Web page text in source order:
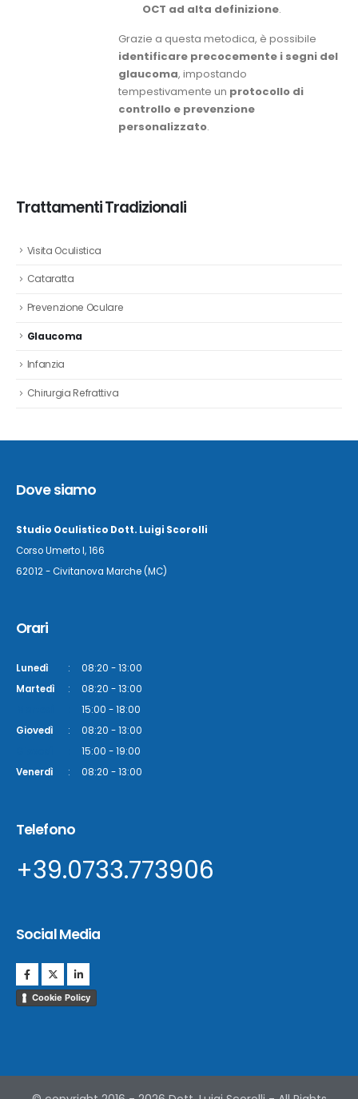
OCT ad alta definizione.
Grazie a questa metodica, è possibile
identificare precocemente i segni del
glaucoma, impostando
tempestivamente un protocollo di
controllo e prevenzione
personalizzato.
Trattamenti Tradizionali
Visita Oculistica
Cataratta
Prevenzione Oculare
Glaucoma
Infanzia
Chirurgia Refrattiva
Dove siamo
Studio Oculistico Dott. Luigi Scorolli
Corso Umerto I, 166
62012 - Civitanova Marche (MC)
Orari
Lunedì :
08:20 - 13:00
Martedì
:
08:20 - 13:00
15:00 - 18:00
Giovedì
:
08:20 - 13:00
15:00 - 19:00
Venerdì
: 08:20 - 13:00
Telefono
+39.0733.773906
Social Media
Cookie Policy